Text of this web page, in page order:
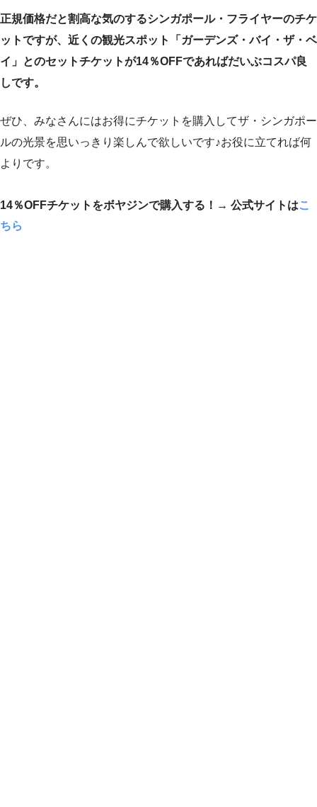
正規価格だと割高な気のするシンガポール・フライヤーのチケ
ットですが、近くの観光スポット「ガーデンズ・バイ・ザ・ベ
イ」とのセットチケットが14％OFFであればだいぶコスパ良
しです。
ぜひ、みなさんにはお得にチケットを購入してザ・シンガポー
ルの光景を思いっきり楽しんで欲しいです♪お役に立てれば何
よりです。
14％OFFチケットをボヤジンで購入する！→ 公式サイトはこ
ちら